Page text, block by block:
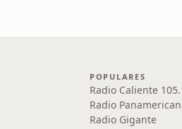
POPULARES
Radio Caliente
Radio
Radio Gigante